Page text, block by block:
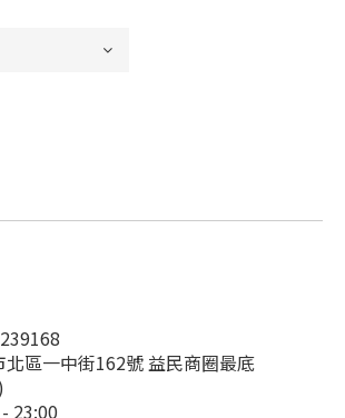
區一中街162號 益民商圈最底
23:00